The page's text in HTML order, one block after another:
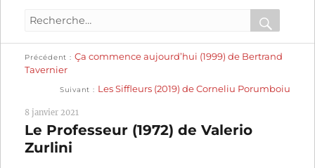
Recherche
:
OK
Navigation
l’article
Précédent
précédente :
Ça commence aujourd’hui (1999) de Bertrand
Tavernier
Suivant
suivante :
Les Siffleurs (2019) de Corneliu Porumboiu
8 janvier 2021
Le Professeur (1972) de Valerio
Zurlini